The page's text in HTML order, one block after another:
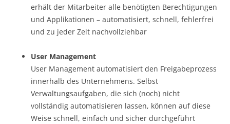
erhält der Mitarbeiter alle benötigten Berechtigungen
und Applikationen – automatisiert, schnell, fehlerfrei
und zu jeder Zeit nachvollziehbar
User Management
User Management automatisiert den Freigabeprozess
innerhalb des Unternehmens. Selbst
Verwaltungsaufgaben, die sich (noch) nicht
vollständig automatisieren lassen, können auf diese
Weise schnell, einfach und sicher durchgeführt